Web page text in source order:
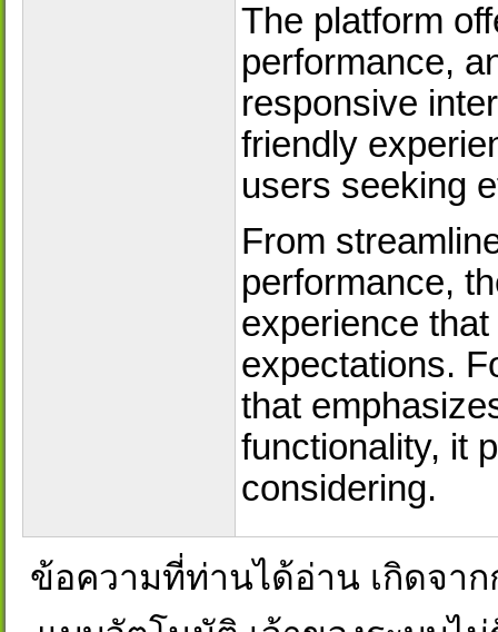
The platform
performance,
responsive
friendly
users seeking
From
performance,
experience
expectations.
that
functionality, it
considering.
ข้อความที่ท่านได้อ่าน เกิดจา